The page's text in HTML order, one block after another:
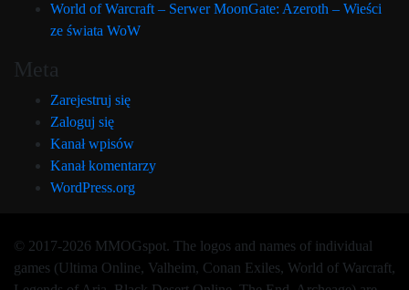
World of Warcraft – Serwer MoonGate: Azeroth – Wieści
ze świata WoW
Meta
Zarejestruj się
Zaloguj się
Kanał wpisów
Kanał komentarzy
WordPress.org
© 2017-2026 MMOGspot. The logos and names of individual
games (Ultima Online, Valheim, Conan Exiles, World of Warcraft,